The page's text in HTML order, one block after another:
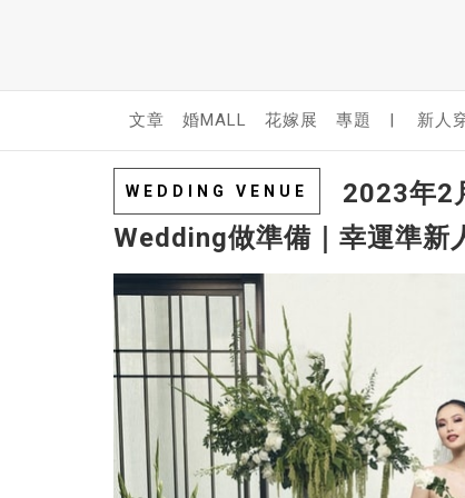
文章 婚MALL 花嫁展 專題 | 新人
WEDDING VENUE
2023年2
Wedding做準備｜幸運準新